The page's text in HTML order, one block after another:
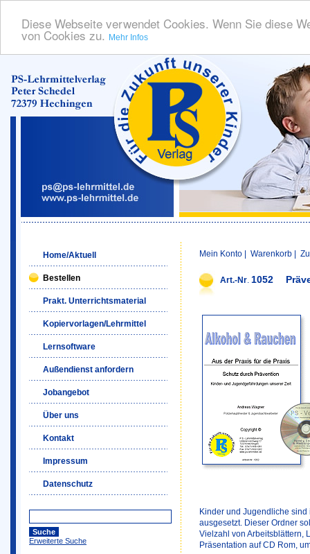
Diese Webseite verwendet Cookies. Wenn Sie diese
von Cookies zu. Mehr Infos
Home/Aktuell
Bestellen
Prakt. Unterrichtsmaterial
Kopiervorlagen/Lehrmittel
Lernsoftware
Außendienst anfordern
Jobangebot
Über uns
Kontakt
Impressum
Datenschutz
Erweiterte Suche
Mein Konto Warenkorb
Art.-Nr. 1052
Kinder und Jugendliche
ausgesetzt. Dieser Ordner
Vielzahl von Arbeitsblättern,
Präsentation auf CD Rom,